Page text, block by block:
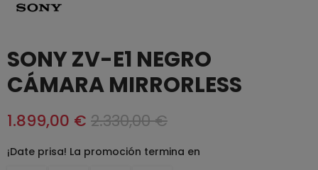
SONY ZV-E1 NEGRO
CÁMARA MIRRORLESS
1.899,00 € 2.330,00 €
¡Date prisa! La promoción termina en